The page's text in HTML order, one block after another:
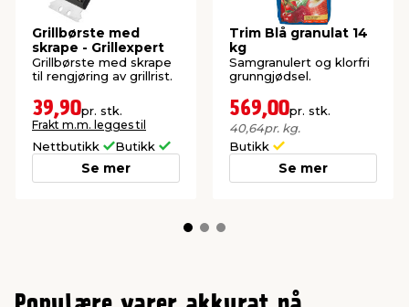
Grillbørste med
skrape - Grillexpert
Grillbørste med skrape
til rengjøring av grillrist.
39,90pr. stk.
Frakt m.m. legges til
Nettbutikk Butikk
Se mer
Trim Blå granulat 14
kg
Samgranulert og klorfri
grunngjødsel.
569,00pr. stk.
40,64pr. kg.
Butikk
Se mer